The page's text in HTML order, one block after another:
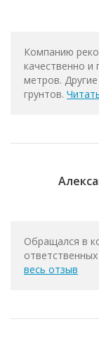
Компанию
качественно
метров.
грунтов.
Обращался в
весь отзыв